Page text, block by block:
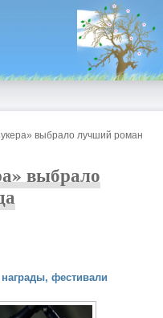
выбрало лучший роман
выбрало
фестивали